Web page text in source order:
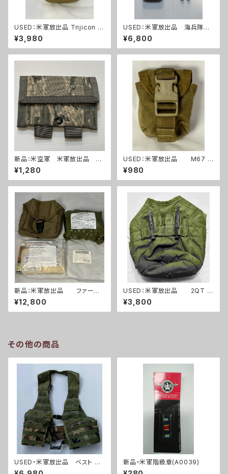
USED：米軍放出品 Trijicon A
COG RCO トリジコン アコグ
ポーチ タンカラー(A288)
¥3,980
USED：米軍放出品 海兵隊
ワイヤーカッター+ポーチ(A0
264)
¥6,800
新品：米空軍 米軍放出品 デ
ジタルタイガー迷彩 ABU ユー
ティリティーポーチ(A0263)
¥1,280
USED：米軍放出品 M67 グ
レネードポーチ コヨーテ USM
C 海兵隊(A0262)
¥980
新品：米軍放出品 ファースト
エイドキット トラウマキット
フルセット(A0261)
¥12,800
USED：米軍放出品 2QT キ
ャンティーンポーチ OD(A025
3)
¥3,800
その他の商品
USED・米軍放出品 ベスト モ
ール2 FLC ウッドランド(A019
新品・米軍階級章(A0039)